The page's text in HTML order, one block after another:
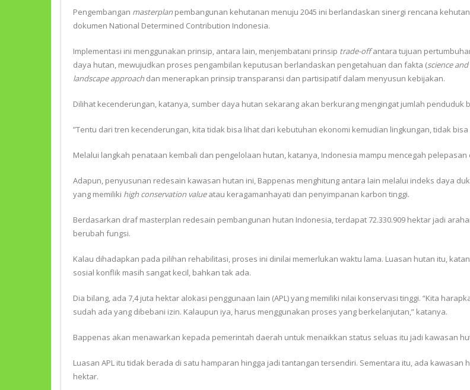
Pengembangan masterplan pembangunan kehutanan menuju 2045 ini berlandaskan sinergi rencana
dokumen National Determined Contribution Indonesia.
Implementasi ini menggunakan prinsip, antara lain, menjembatani prinsip trade-offantara tujuan
daya hutan, mewujudkan proses pengambilan keputusan berlandaskan pengetahuan dan fakta (science
landscape approach dan menerapkan prinsip transparansi dan partisipatif dalam menyusun kebijakan.
Dilihat kecenderungan, katanya, sumber daya hutan sekarang akan berkurang mengingat jumlah penduduk
”Tentu dari tren kecenderungan, kita tidak bisa lihat dari kebutuhan ekonomi kemudian lingkungan, tidak
Melalui langkah penataan kembali dan pengelolaan hutan, katanya, Indonesia mampu mencegah
Adapun, penyusunan redesain kawasan hutan ini, Bappenas menghitung antara lain melalui indeks daya
yang memiliki high conservation valueatau keragamanhayati dan penyimpanan karbon tinggi.
Berdasarkan draf masterplan redesain pembangunan hutan Indonesia, terdapat 72.330.909 hektar jadi
berubah fungsi.
Kalau dihadapkan pada pilihan rehabilitasi, proses ini dinilai memerlukan waktu lama. Luasan hutan itu,
sosial konflik masih sangat kecil, bahkan tak ada.
Dia bilang, ada 7,4 juta hektar alokasi penggunaan lain (APL) yang memiliki nilai konservasi tinggi. “Kita
sudah ada yang dibebani izin. Kalaupun iya, harus menggunakan proses yang berkelanjutan,” katanya.
Bappenas akan menawarkan kepada pemerintah daerah untuk menaikkan status seluas itu jadi kawasan
Luasan APL itu tidak berada di satu hamparan hingga jadi tantangan tersendiri. Sementara itu, ada
hektar.